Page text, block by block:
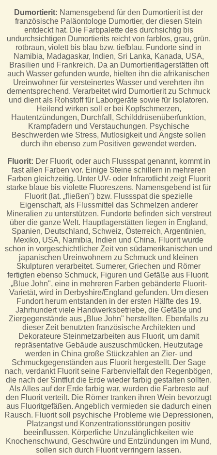
Dumortierit: Namensgebend für den Dumortierit ist der
französische Paläontologe Dumortier, der diesen Stein
entdeckt hat. Die Farbpalette des durchsichtig bis
undurchsichtigen Dumortierits reicht von farblos, grau, grün,
rotbraun, violett bis blau bzw. tiefblau. Fundorte sind in
Namibia, Madagaskar, Indien, Sri Lanka, Kanada, USA,
Brasilien und Frankreich. Da an Dumortieritlagerstätten oft
auch Wasser gefunden wurde, hielten ihn die afrikanischen
Ureinwohner für versteinertes Wasser und verehrten ihn
dementsprechend. Verarbeitet wird Dumortierit zu Schmuck
und dient als Rohstoff für Laborgeräte sowie für Isolatoren.
Heilend wirken soll er bei Kopfschmerzen,
Hautentzündungen, Durchfall, Schilddrüsenüberfunktion,
Krampfadern und Verstauchungen. Psychische
Beschwerden wie Stress, Mutlosigkeit und Ängste sollen
durch ihn ebenso zum Positiven gewendet werden.
Fluorit: Der Fluorit, oder auch Flussspat genannt, kommt in
fast allen Farben vor. Einige Steine schillern in mehreren
Farben gleichzeitig. Unter UV- oder Infrarotlicht zeigt Fluorit
starke blaue bis violette Fluoreszens. Namensgebend ist für
Fluorit (lat. „fließen") bzw. Flussspat die spezielle
Eigenschaft, als Flussmittel das Schmelzen anderer
Mineralien zu unterstützen. Fundorte befinden sich verstreut
über die ganze Welt. Hauptlagerstätten liegen in England,
Spanien, Deutschland, Schweiz, Österreich, Argentinien,
Mexiko, USA, Namibia, Indien und China. Fluorit wurde
schon in vorgeschichtlicher Zeit von südamerikanischen und
japanischen Ureinwohnern zu Schmuck und kleinen
Skulpturen verarbeitet. Sumerer, Griechen und Römer
fertigten ebenso Schmuck, Figuren und Gefäße aus Fluorit.
„Blue John", eine in mehreren Farben gebänderte Fluorit-
Varietät, wird in Derbyshire/England gefunden. Um diesen
Fundort herum entstanden in der ersten Hälfte des 19.
Jahrhundert viele Handwerksbetriebe, die Gefäße und
Ziergegenstände aus „Blue John" herstellten. Ebenfalls zu
dieser Zeit benutzten französische Architekten und
Dekorateure Steinmetzarbeiten aus Fluorit, um damit
repräsentative Gebäude auszuschmücken. Heutzutage
werden in China große Stückzahlen an Zier- und
Schmuckgegenständen aus Fluorit hergestellt. Der Sage
nach, verdankt Fluorit seine Farbenvielfalt den Regenbögen,
die nach der Sintflut die Erde wieder farbig gestalten sollten.
Als Alles auf der Erde farbig war, wurden die Farbreste auf
den Fluorit verteilt. Die Römer tranken ihren Wein bevorzugt
aus Fluoritgefäßen. Angeblich vermieden sie dadurch einen
Rausch. Fluorit soll psychische Probleme wie Depressionen,
Platzangst und Konzentrationsstörungen positiv
beeinflussen. Körperliche Unzulänglichkeiten wie
Knochenschwund, Geschwüre und Entzündungen im Mund,
sollen sich durch Fluorit verringern lassen.